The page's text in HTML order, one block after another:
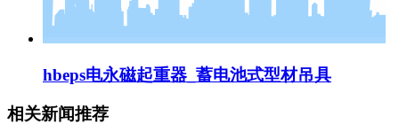
hbeps电永磁起重器_蓄电池式型材吊具
相关新闻推荐